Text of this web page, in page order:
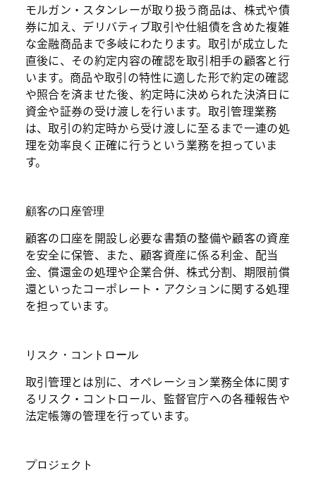
モルガン・スタンレーが取り扱う商品は、株式や債
券に加え、デリバティブ取引や仕組債を含めた複雑
な金融商品まで多岐にわたります。取引が成立した
直後に、その約定内容の確認を取引相手の顧客と行
います。商品や取引の特性に適した形で約定の確認
や照合を済ませた後、約定時に決められた決済日に
資金や証券の受け渡しを行います。取引管理業務
は、取引の約定時から受け渡しに至るまで一連の処
理を効率良く正確に行うという業務を担っていま
す。
顧客の口座管理
顧客の口座を開設し必要な書類の整備や顧客の資産
を安全に保管、また、顧客資産に係る利金、配当
金、償還金の処理や企業合併、株式分割、期限前償
還といったコーポレート・アクションに関する処理
を担っています。
リスク・コントロール
取引管理とは別に、オペレーション業務全体に関す
るリスク・コントロール、監督官庁への各種報告や
法定帳簿の管理を行っています。
プロジェクト